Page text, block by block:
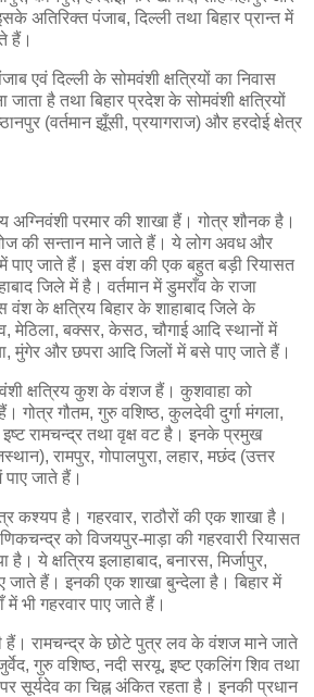
अतिरिक्त पंजाब, दिल्ली तथा बिहार प्रान्त में
हैं।
एवं दिल्ली के सोमवंशी क्षत्रियों का निवास
जाता है तथा बिहार प्रदेश के सोमवंशी क्षत्रियों
(वर्तमान झूँसी, प्रयागराज) और हरदोई क्षेत्र
अग्निवंशी परमार की शाखा हैं। गोत्र शौनक है।
की सन्तान माने जाते हैं। ये लोग अवध और
में पाए जाते हैं। इस वंश की एक बहुत बड़ी रियासत
जिले में है। वर्तमान में डुमराँव के राजा
के क्षत्रिय बिहार के शाहाबाद जिले के
मेठिला, बक्सर, केसठ, चौगाई आदि स्थानों में
मुंगेर और छपरा आदि जिलों में बसे पाए जाते हैं।
क्षत्रिय कुश के वंशज हैं। कुशवाहा को
गोत्र गौतम, गुरु वशिष्ठ, कुलदेवी दुर्गा मंगला,
रामचन्द्र तथा वृक्ष वट है। इनके प्रमुख
रामपुर, गोपालपुरा, लहार, मछंद (उत्तर
जाते हैं।
कश्यप है। गहरवार, राठौरों की एक शाखा है।
को विजयपुर-माड़ा की गहरवारी रियासत
ये क्षत्रिय इलाहाबाद, बनारस, मिर्जापुर,
जाते हैं। इनकी एक शाखा बुन्देला है। बिहार में
में भी गहरवार पाए जाते हैं।
हैं। रामचन्द्र के छोटे पुत्र लव के वंशज माने जाते
गुरु वशिष्ठ, नदी सरयू, इष्ट एकलिंग शिव तथा
सूर्यदेव का चिह्न अंकित रहता है। इनकी प्रधान